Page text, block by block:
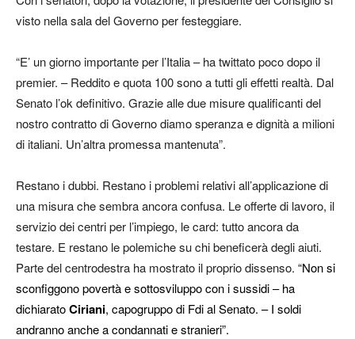
visto nella sala del Governo per festeggiare.
“E’ un giorno importante per l’Italia – ha twittato poco dopo il
premier. – Reddito e quota 100 sono a tutti gli effetti realtà. Dal
Senato l’ok definitivo. Grazie alle due misure qualificanti del
nostro contratto di Governo diamo speranza e dignità a milioni
di italiani. Un’altra promessa mantenuta”.
Restano i dubbi. Restano i problemi relativi all’applicazione di
una misura che sembra ancora confusa. Le offerte di lavoro, il
servizio dei centri per l’impiego, le card: tutto ancora da
testare. E restano le polemiche su chi beneficerà degli aiuti.
Parte del centrodestra ha mostrato il proprio dissenso. “Non si
sconfiggono povertà e sottosviluppo con i sussidi – ha
dichiaratoCiriani, capogruppo di Fdi al Senato. – I soldi
andranno anche a condannati e stranieri”.